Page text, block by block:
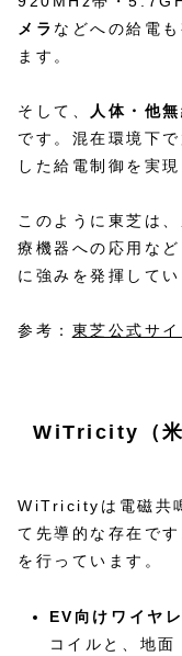
メラ などへの給電
ます。
そして、 人体・他
です。混在環境下
した給電制御を実
このように東芝は
療機器への応用な
に強みを発揮してい
参考： 東芝公式サイ
WiTricity（米
WiTricityは電磁共
て先導的な存在で
を行っています。
EV向けワイヤ
コイルと、地